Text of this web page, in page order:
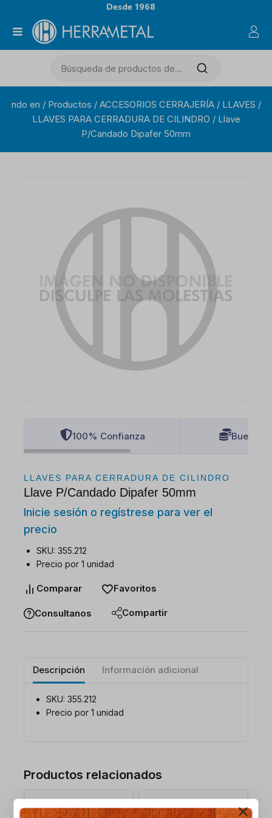
Desde 1968
ndo en / Productos / ACCESORIOS CERRAJERÍA / LLAVES /
LLAVES PARA CERRADURA DE CILINDRO / Llave
P/Candado Dipafer 50mm
100% Confianza Buenos
LLAVES PARA CERRADURA DE CILINDRO
Llave P/Candado Dipafer 50mm
Inicie sesión o regístrese para ver el
precio
SKU: 355.212
Precio por 1 unidad
Comparar Favoritos
Consultanos Compartir
Descripción Información adicional
SKU: 355.212
Precio por 1 unidad
Productos relacionados